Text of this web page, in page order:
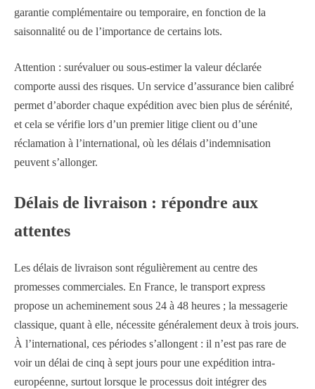
garantie complémentaire ou temporaire, en fonction de la
saisonnalité ou de l’importance de certains lots.
Attention : surévaluer ou sous-estimer la valeur déclarée
comporte aussi des risques. Un service d’assurance bien calibré
permet d’aborder chaque expédition avec bien plus de sérénité,
et cela se vérifie lors d’un premier litige client ou d’une
réclamation à l’international, où les délais d’indemnisation
peuvent s’allonger.
Délais de livraison : répondre aux
attentes
Les délais de livraison sont régulièrement au centre des
promesses commerciales. En France, le transport express
propose un acheminement sous 24 à 48 heures ; la messagerie
classique, quant à elle, nécessite généralement deux à trois jours.
À l’international, ces périodes s’allongent : il n’est pas rare de
voir un délai de cinq à sept jours pour une expédition intra-
européenne, surtout lorsque le processus doit intégrer des